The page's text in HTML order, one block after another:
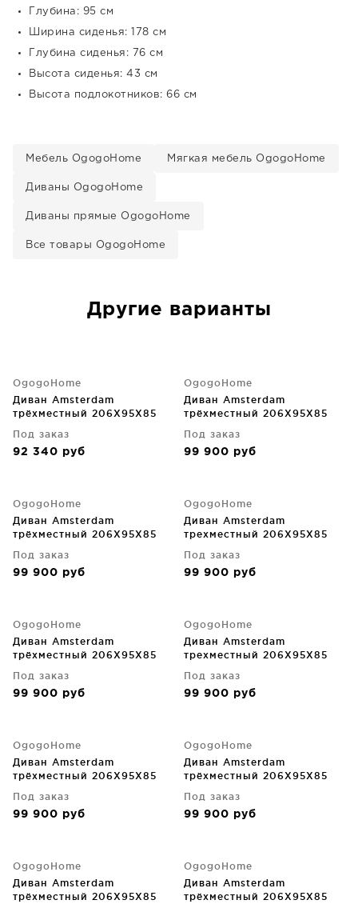
Глубина: 95 см
Ширина сиденья: 178 см
Глубина сиденья: 76 см
Высота сиденья: 43 см
Высота подлокотников: 66 см
Мебель OgogoHome Мягкая мебель OgogoHome
Диваны OgogoHome
Диваны прямые OgogoHome
Все товары OgogoHome
Другие варианты
OgogoHome
Диван Amsterdam
трёхместный 206X95X85
Под заказ
92 340 руб
OgogoHome
Диван Amsterdam
трёхместный 206X95X85
Под заказ
99 900 руб
OgogoHome
Диван Amsterdam
трёхместный 206X95X85
Под заказ
99 900 руб
OgogoHome
Диван Amsterdam
трехместный 206X95X85
Под заказ
99 900 руб
OgogoHome
Диван Amsterdam
трёхместный 206X95X85
Под заказ
99 900 руб
OgogoHome
Диван Amsterdam
трехместный 206X95X85
Под заказ
99 900 руб
OgogoHome
Диван Amsterdam
трёхместный 206X95X85
Под заказ
99 900 руб
OgogoHome
Диван Amsterdam
трёхместный 206X95X85
Под заказ
99 900 руб
OgogoHome
Диван Amsterdam
трёхместный 206X95X85
OgogoHome
Диван Amsterdam
трёхместный 206X95X85